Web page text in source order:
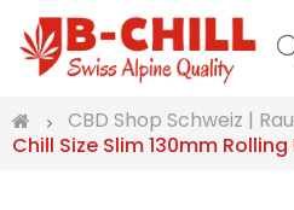
CBD Shop Schweiz |
Chill Size Slim 130mm